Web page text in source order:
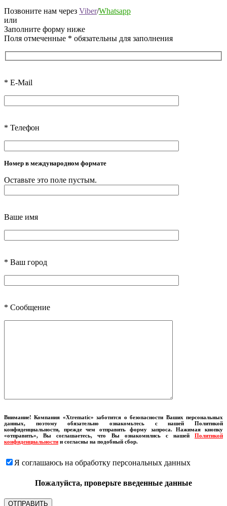
Позвоните нам через Viber/Whatsapp
или
Заполните форму ниже
Поля отмеченные * обязательны для заполнения
* E-Mail
* Телефон
Номер в международном формате
Оставьте это поле пустым.
Ваше имя
* Ваш город
* Сообщение
Внимание! Компания «Xtrematic» заботится о безопасности Ваших персональных
данных, поэтому обязательно ознакомьтесь с нашей Политикой
конфиденциальности, прежде чем отправить форму запроса. Нажимая кнопку
«отправить», Вы соглашаетесь, что Вы ознакомились с нашей Политикой
конфиденциальности и согласны на подобный сбор.
Я соглашаюсь на обработку персональных данных
Пожалуйста, проверьте введенные данные